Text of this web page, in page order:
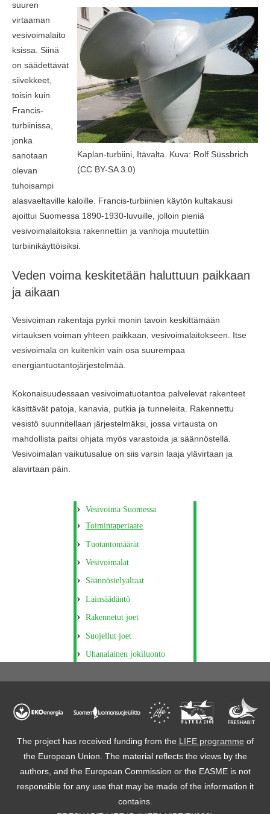
Kaplan-turbiini, Itävalta. Kuva: Rolf Süssbrich
(CC BY-SA 3.0)
suuren
virtaaman
vesivoimalaito
ksissa. Siinä
on säädettävät
siivekkeet,
toisin kuin
Francis-
turbiinissa,
jonka
sanotaan
olevan
tuhoisampi
alasvaeltaville kaloille. Francis-turbiinien käytön kultakausi
ajoittui Suomessa 1890-1930-luvuille, jolloin pieniä
vesivoimalaitoksia rakennettiin ja vanhoja muutettiin
turbiinikäyttöisiksi.
Veden voima keskitetään haluttuun paikkaan
ja aikaan
Vesivoiman rakentaja pyrkii monin tavoin keskittämään
virtauksen voiman yhteen paikkaan, vesivoimalaitokseen. Itse
vesivoimala on kuitenkin vain osa suurempaa
energiantuotantojärjestelmää.
Kokonaisuudessaan vesivoimatuotantoa palvelevat rakenteet
käsittävät patoja, kanavia, putkia ja tunneleita. Rakennettu
vesistö suunnitellaan järjestelmäksi, jossa virtausta on
mahdollista paitsi ohjata myös varastoida ja säännöstellä.
Vesivoimalan vaikutusalue on siis varsin laaja ylävirtaan ja
alavirtaan päin.
Vesivoima Suomessa
Toimintaperiaate
Tuotantomäärät
Vesivoimalat
Säännöstelyaltaat
Lainsäädäntö
Rakennetut joet
Suojellut joet
Uhanalainen jokiluonto
The project has received funding from the LIFE programme of
the European Union. The material reflects the views by the
authors, and the European Commission or the EASME is not
responsible for any use that may be made of the information it
contains.